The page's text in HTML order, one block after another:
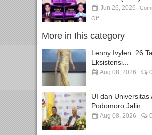
Jun 26, 2026
Off
More in this category
Lenny Ivylen: 26
Eksistensi...
Aug 08, 2026 0
UI dan Universitas
Podomoro Jalin...
Aug 08, 2026 0